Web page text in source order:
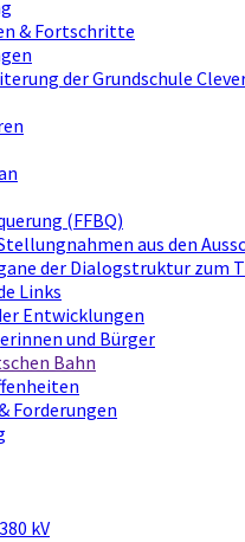
& Fortschritte
der Grundschule
(FFBQ)
aus den
der Dialogstruktur zum
Links
Entwicklungen
und Bürger
Bahn
Forderungen
kV